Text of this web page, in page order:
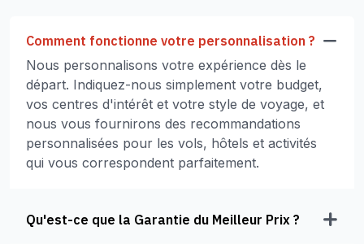
Comment fonctionne votre personnalisation ?
Nous personnalisons votre expérience dès le
départ. Indiquez-nous simplement votre budget,
vos centres d'intérêt et votre style de voyage, et
nous vous fournirons des recommandations
personnalisées pour les vols, hôtels et activités
qui vous correspondent parfaitement.
Qu'est-ce que la Garantie du Meilleur Prix ?